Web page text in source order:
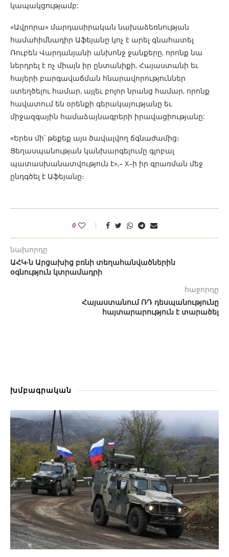
կապակցությամբ:
«Ավրորա» մարդասիրական նախաձեռնության
համահիմնադիր Աֆեյանը կոչ է արել գնահատել
Ռուբեն Վարդանյանի անխոնջ ջանքերը, որոնք նա
ներդրել է ոչ միայն իր ընտանիքի, Հայաստանի եւ
հայերի բարգավաճման հնարավորություններ
ստեղծելու համար, այլեւ բոլոր նրանց համար, որոնք
հավատում են օրենքի գերակայությանը եւ
միջազգային համաձայնագրերի իրավացիությանը:
«Երես մի՛ թեքեք այս ծավալվող ճգնաժամից։
Ցեղասպանության կանխարգելումը գլոբալ
պատասխանատվություն է»,– X–ի իր գրառման մեջ
ընդգծել է Աֆեյանը։
0
նախորդը
ԱՀԿ-ն Արցախից բռնի տեղահանվածներին
օգնություն կտրամադրի
հաջորդը
Հայաստանում ՌԴ դեսպանությունը
հայտարարություն է տարածել
խմբագրական